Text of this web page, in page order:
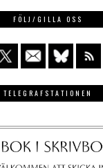
FÖLJ/GILLA OSS
TELEGRAFSTATIONEN